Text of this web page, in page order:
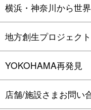
横浜・神奈川から世
地方創生プロジェクト
YOKOHAMA再発見
店舗/施設さまお問い